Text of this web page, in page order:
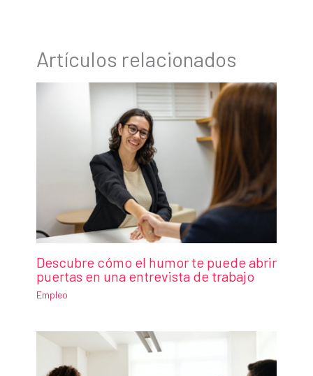
Artículos relacionados
Descubre cómo el humor te puede abrir
puertas en una entrevista de trabajo
Empleo